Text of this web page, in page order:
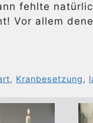
fehlte
Vor allem
, Kranbesetzung,